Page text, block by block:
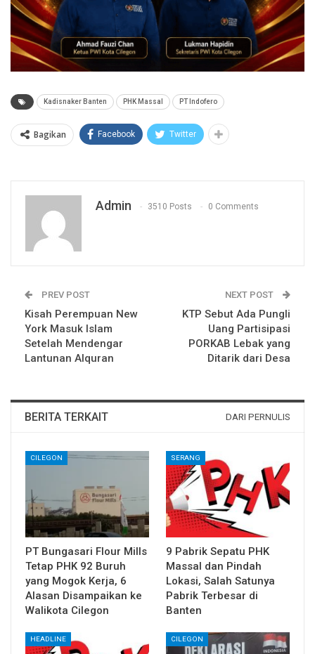
Kadisnaker Banten PHK Massal PT Indofero
Bagikan Facebook Twitter
Admin 3510 Posts 0 Comments
PREV POST
Kisah Perempuan New
York Masuk Islam
Setelah Mendengar
Lantunan Alquran
NEXT POST
KTP Sebut Ada Pungli
Uang Partisipasi
PORKAB Lebak yang
Ditarik dari Desa
BERITA TERKAIT DARI PERNULIS
CILEGON
PT Bungasari Flour Mills
Tetap PHK 92 Buruh
yang Mogok Kerja, 6
Alasan Disampaikan ke
Walikota Cilegon
SERANG
9 Pabrik Sepatu PHK
Massal dan Pindah
Lokasi, Salah Satunya
Pabrik Terbesar di
Banten
HEADLINE CILEGON